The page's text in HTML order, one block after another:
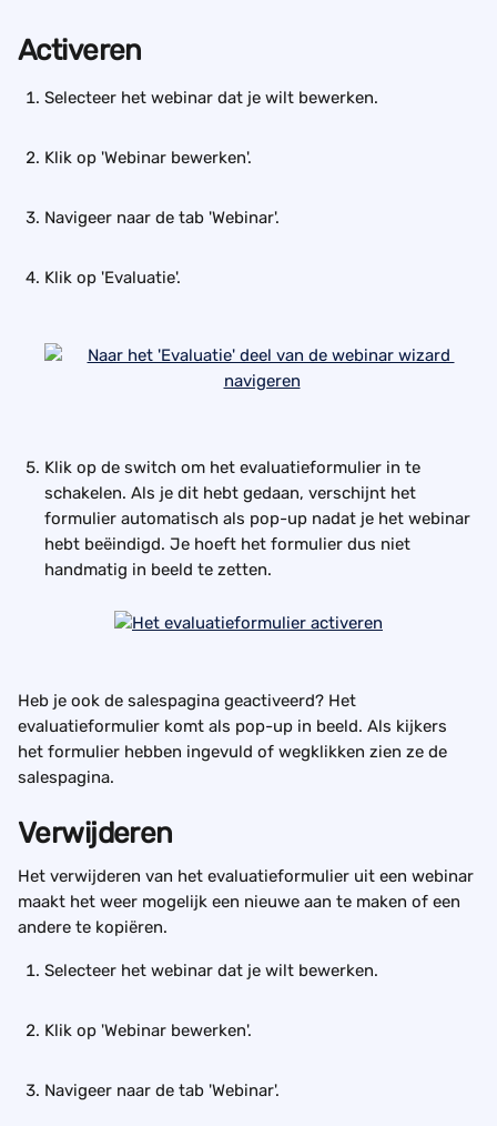
Activeren
Selecteer het webinar dat je wilt bewerken.
Klik op 'Webinar bewerken'.
Navigeer naar de tab 'Webinar'.
Klik op 'Evaluatie'.
Klik op de switch om het evaluatieformulier in te
schakelen. Als je dit hebt gedaan, verschijnt het
formulier automatisch als pop-up nadat je het webinar
hebt beëindigd. Je hoeft het formulier dus niet
handmatig in beeld te zetten.
Heb je ook de salespagina geactiveerd? Het
evaluatieformulier komt als pop-up in beeld. Als kijkers
het formulier hebben ingevuld of wegklikken zien ze de
salespagina.
Verwijderen
Het verwijderen van het evaluatieformulier uit een webinar
maakt het weer mogelijk een nieuwe aan te maken of een
andere te kopiëren.
Selecteer het webinar dat je wilt bewerken.
Klik op 'Webinar bewerken'.
Navigeer naar de tab 'Webinar'.